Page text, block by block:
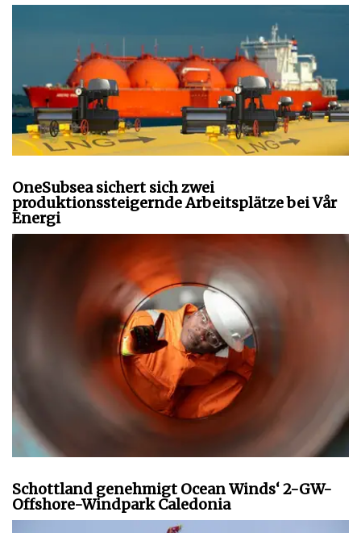
OneSubsea sichert sich zwei
produktionssteigernde Arbeitsplätze bei Vår
Energi
Schottland genehmigt Ocean Winds‘ 2-GW-
Offshore-Windpark Caledonia